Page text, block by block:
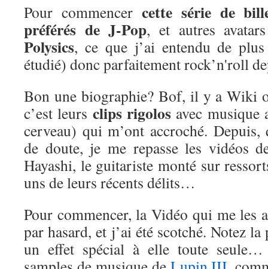
Pour commencer cette série de
préférés de J-Pop, et autres
Polysics, ce que j’ai entendu de
étudié) donc parfaitement rock’n'roll
Bon une biographie? Bof, il y a Wiki
c’est leurs clips rigolos avec
cerveau) qui m’ont accroché.
de doute, je me repasse les vidéos
Hayashi, le guitariste monté sur
uns de leurs récents délits…
Pour commencer, la Vidéo qui me les
par hasard, et j’ai été scotché. Notez
un effet spécial à elle toute